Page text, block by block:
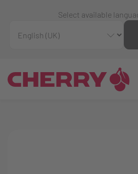
Select available